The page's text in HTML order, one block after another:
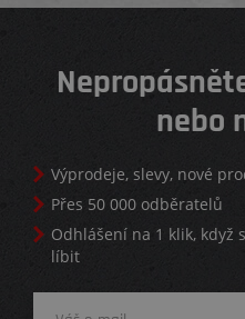
nebo
Výprodeje, slevy, nové
Přes 50 000 odběratelů
Odhlášení na 1 klik, když
líbit